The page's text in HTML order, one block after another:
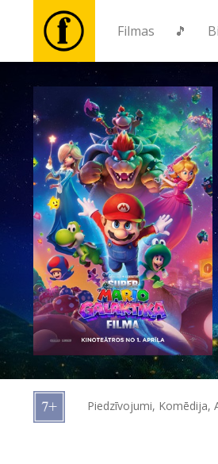
Filmas 🎵
Filmas
🎵
Biļetes
Kultūra
Pasākumi
Ziņas
Dāvanu
kartes
Piedzīvojumi, Komēdija,